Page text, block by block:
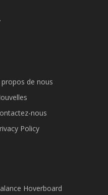
propos de nous
nous
Policy
Hoverboard